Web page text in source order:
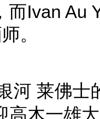
而Ivan Au
。